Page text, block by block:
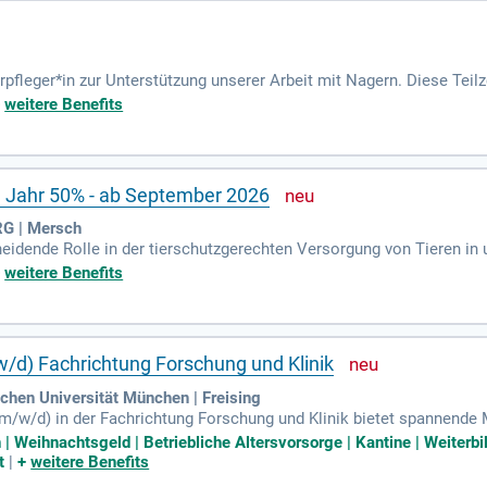
zur Unterstützung unserer Arbeit mit Nagern. Diese
die Reinigung von Käfigen und Wasserflaschen sowie die
Sie bringen Erfahrung in der Tierhaltung und im
weitere Benefits
50% - ab September 2026
| Mersch
Rolle in der tierschutzgerechten Versorgung von Tieren in
darunter Pferde, Ponys, Hühner und Fische. Zu seinen
und der Gesundheitszustand sind ebenfalls Teil seiner
Wohlbefinden der Tiere bei.
weitere Benefits
d) Fachrichtung Forschung und Klinik
Universität München | Freising
w/d) in der Fachrichtung Forschung und Klinik bietet
und körperliche Belastbarkeit. In dieser
sowie zu füttern und ihre Lebensräume zu reinigen. Zu
auf medizinische Eingriffe. Einfühlungsvermögen und
Weihnachtsgeld | Betriebliche Altersvorsorge | Kantine |
|+weitere Benefits